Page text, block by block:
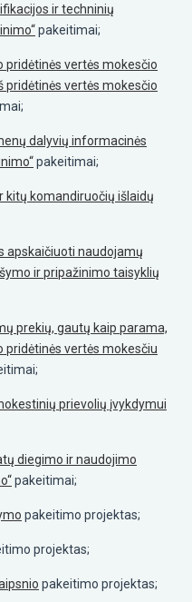
ir techninių
pakeitimai;
pridėtinės vertės mokesčio
vertės mokesčio
dalyvių informacinės
pakeitimai;
kitų komandiruočių išlaidų
apskaičiuoti naudojamų
ir pripažinimo taisyklių
prekių, gautų kaip parama,
vertės mokesčiu
prievolių įvykdymui
diegimo ir naudojimo
pakeitimai;
pakeitimo projektas;
projektas;
pakeitimo projektas;